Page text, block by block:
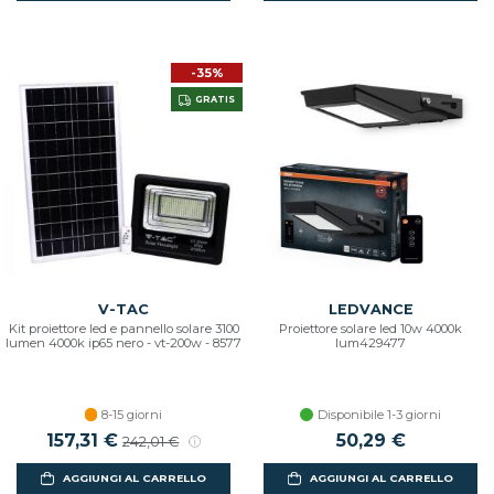
-35%
GRATIS
V-TAC
Kit proiettore led e pannello solare 3100
lumen 4000k ip65 nero - vt-200w - 8577
8-15 giorni
Prezzo scontato
157,31 € Prezzo di listino
242,01 €
AGGIUNGI AL CARRELLO
LEDVANCE
Proiettore solare led 10w 4000k
lum429477
Disponibile 1-3 giorni
50,29 €
AGGIUNGI AL CARRELLO